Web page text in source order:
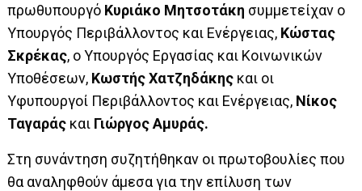
πρωθυπουργό Κυριάκο Μητσοτάκη συμμετείχαν ο
Υπουργός Περιβάλλοντος και Ενέργειας, Κώστας
Σκρέκας, o Υπουργός Εργασίας και Κοινωνικών
Υποθέσεων, Κωστής Χατζηδάκης και οι
Υφυπουργοί Περιβάλλοντος και Ενέργειας, Νίκος
Ταγαράς και Γιώργος Αμυράς.
Στη συνάντηση συζητήθηκαν οι πρωτοβουλίες που
θα αναληφθούν άμεσα για την επίλυση των